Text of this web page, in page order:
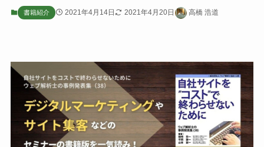
書籍紹介 2021年4月14日 2021年4月20日 高橋 浩道